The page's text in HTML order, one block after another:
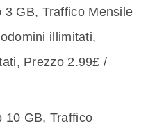
GB, Traffico Mensile
illimitati,
Prezzo 2.99£ /
10 GB, Traffico